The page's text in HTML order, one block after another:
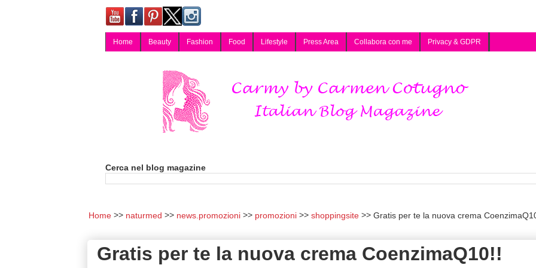
Home Beauty Fashion Food Lifestyle Press Area Collabora con me Privacy & GDPR
Cerca nel blog magazine
Home naturmed news.promozioni promozioni shoppingsite Gratis per te la nuova crema
Gratis per te la nuova crema CoenzimaQ10!!